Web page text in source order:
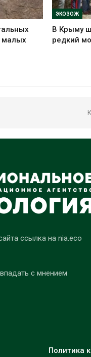
малых
ЭКОЗОЖ
В Крыму
редкий
ссылка на nia.eco
с мнением
Политика